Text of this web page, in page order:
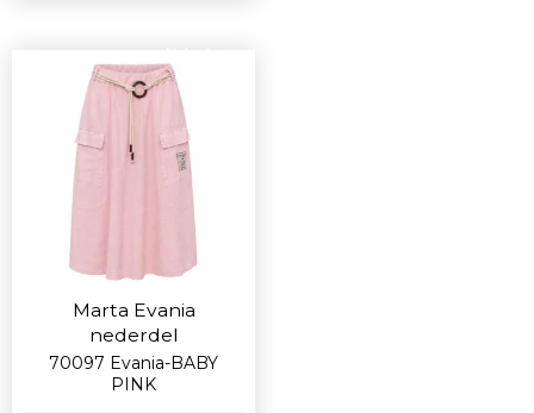
Marta Evania
nederdel
70097 Evania-BABY
PINK